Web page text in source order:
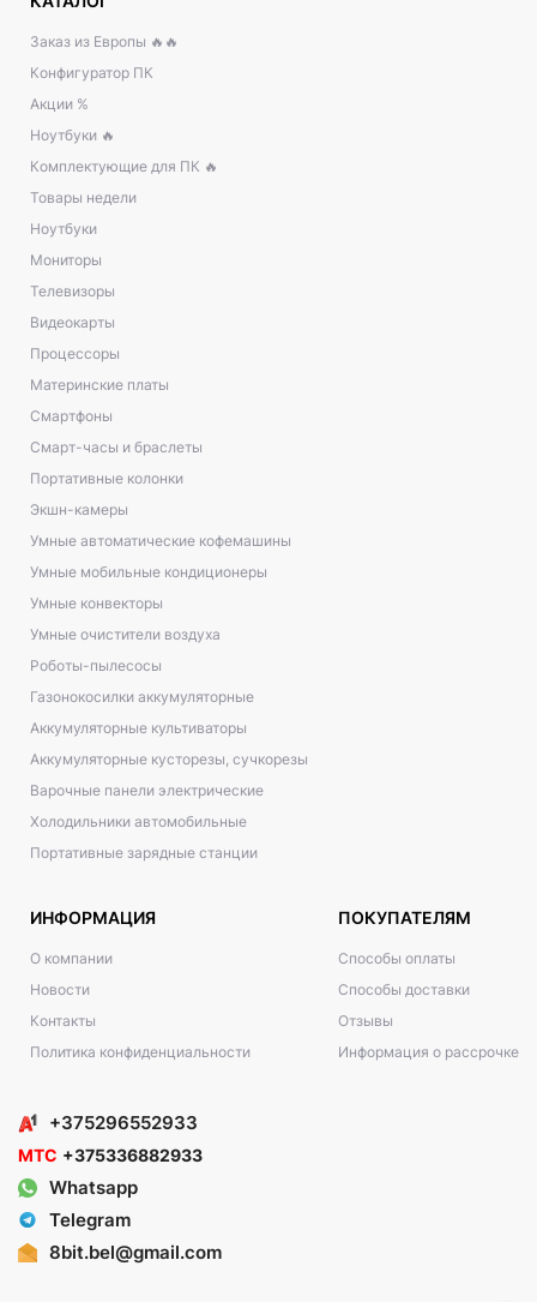
Заказ из Европы 🔥🔥
Конфигуратор ПК
Акции %
Ноутбуки 🔥
Комплектующие для ПК 🔥
Товары недели
Ноутбуки
Мониторы
Телевизоры
Видеокарты
Процессоры
Материнские платы
Смартфоны
Смарт-часы и браслеты
Портативные колонки
Экшн-камеры
Умные автоматические кофемашины
Умные мобильные кондиционеры
Умные конвекторы
Умные очистители воздуха
Роботы-пылесосы
Газонокосилки аккумуляторные
Аккумуляторные культиваторы
Аккумуляторные кусторезы, сучкорезы
Варочные панели электрические
Холодильники автомобильные
Портативные зарядные станции
ИНФОРМАЦИЯ
О компании
Новости
Контакты
Политика конфиденциальности
ПОКУПАТЕЛЯМ
Способы оплаты
Способы доставки
Отзывы
Информация о рассрочке
+375296552933
МТС +375336882933
Whatsapp
Telegram
8bit.bel@gmail.com